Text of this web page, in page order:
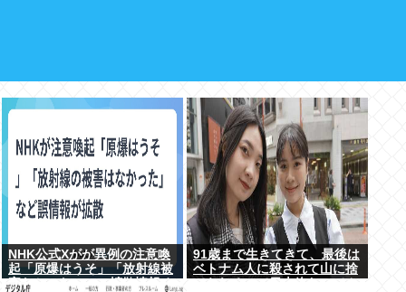
NHK公式Xがが異例の注意喚
起「原爆はうそ」「放射線被
害なかった」SNS拡散情報め
91歳まで生きてきて、最後は
ベトナム人に殺されて山に捨